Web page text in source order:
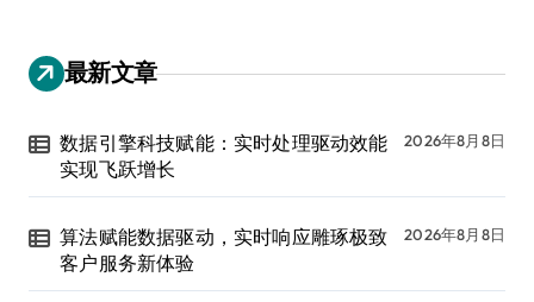
最新文章
数据引擎科技赋能：实时处理驱动效能
实现飞跃增长
2026年8月8日
算法赋能数据驱动，实时响应雕琢极致
客户服务新体验
2026年8月8日